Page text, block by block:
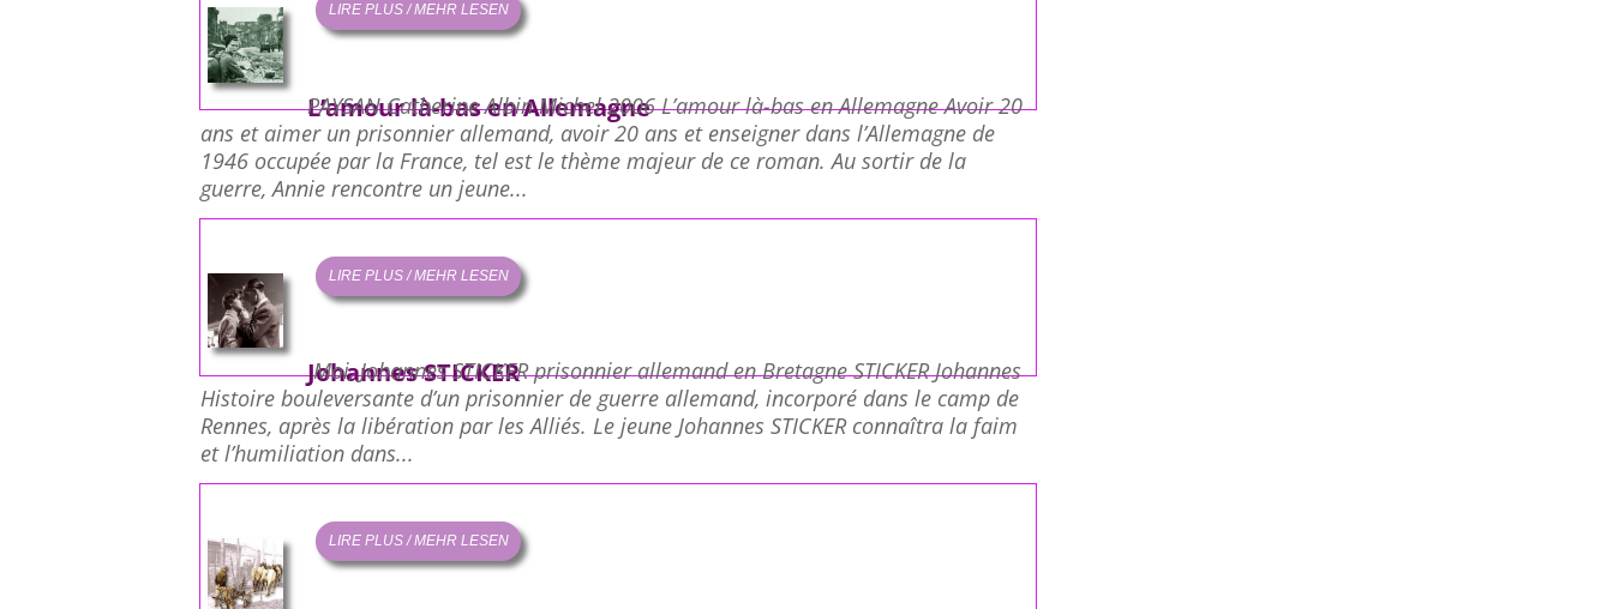
LIRE PLUS / MEHR LESEN
L’amour là-bas en Allemagne
PAYSAN Catherine Albin Michel 2006 L’amour là-bas en Allemagne Avoir 20
ans et aimer un prisonnier allemand, avoir 20 ans et enseigner dans l’Allemagne de
1946 occupée par la France, tel est le thème majeur de ce roman. Au sortir de la
guerre, Annie rencontre un jeune...
LIRE PLUS / MEHR LESEN
Johannes STICKER
Moi, Johannes STICKER prisonnier allemand en Bretagne STICKER Johannes
Histoire bouleversante d’un prisonnier de guerre allemand, incorporé dans le camp de
Rennes, après la libération par les Alliés. Le jeune Johannes STICKER connaîtra la faim
et l’humiliation dans...
LIRE PLUS / MEHR LESEN